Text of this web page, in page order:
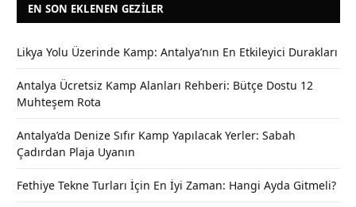
EN SON EKLENEN GEZILER
Likya Yolu Üzerinde Kamp: Antalya’nın En Etkileyici Durakları
Antalya Ücretsiz Kamp Alanları Rehberi: Bütçe Dostu 12
Muhteşem Rota
Antalya’da Denize Sıfır Kamp Yapılacak Yerler: Sabah
Çadırdan Plaja Uyanın
Fethiye Tekne Turları İçin En İyi Zaman: Hangi Ayda Gitmeli?